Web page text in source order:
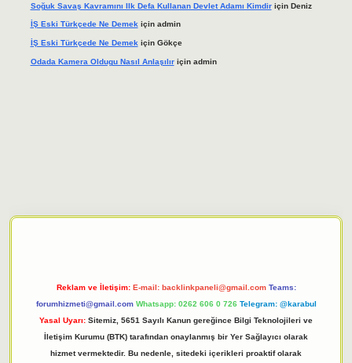
Soğuk Savaş Kavramını Ilk Defa Kullanan Devlet Adamı Kimdiriçin Deniz
İŞ Eski Türkçede Ne Demekiçin admin
İŞ Eski Türkçede Ne Demek için Gökçe
Odada Kamera Oldugu Nasıl Anlaşılıriçin admin
Reklam ve İletişim: E-mail: backlinkpaneli@gmail.com Teams:
forumhizmeti@gmail.com Whatsapp: 0262 606 0 726 Telegram: @karabul
Yasal Uyarı: Sitemiz, 5651 Sayılı Kanun gereğince Bilgi Teknolojileri ve
İletişim Kurumu (BTK) tarafından onaylanmış bir Yer Sağlayıcı olarak
hizmet vermektedir. Bu nedenle, sitedeki içerikleri proaktif olarak